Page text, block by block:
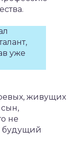
уже
живущих
не
будущий